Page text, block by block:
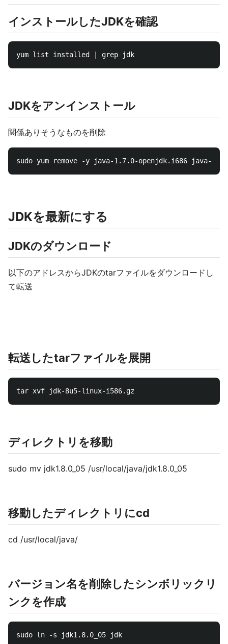
インストールしたJDKを確認
JDKをアンインストール
関係ありそうなものを削除
JDKを最新にする
JDKのダウンロード
以下のアドレスからJDKのtarファイルをダウンロードし
て転送
転送したtarファイルを展開
ディレクトリを移動
sudo mv jdk1.8.0_05 /usr/local/java/jdk1.8.0_05
移動したディレクトリにcd
cd /usr/local/java/
バージョン名を削除したシンボリックリ
ンクを作成